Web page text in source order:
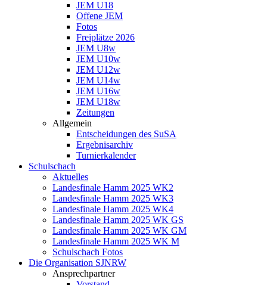
JEM U18
Offene JEM
Fotos
Freiplätze 2026
JEM U8w
JEM U10w
JEM U12w
JEM U14w
JEM U16w
JEM U18w
Zeitungen
Allgemein
Entscheidungen des SuSA
Ergebnisarchiv
Turnierkalender
Schulschach
Aktuelles
Landesfinale Hamm 2025 WK2
Landesfinale Hamm 2025 WK3
Landesfinale Hamm 2025 WK4
Landesfinale Hamm 2025 WK GS
Landesfinale Hamm 2025 WK GM
Landesfinale Hamm 2025 WK M
Schulschach Fotos
Die Organisation SJNRW
Ansprechpartner